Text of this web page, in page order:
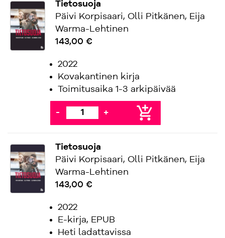
Tietosuoja
Päivi Korpisaari, Olli Pitkänen, Eija
Warma-Lehtinen
143,00 €
2022
Kovakantinen kirja
Toimitusaika 1-3 arkipäivää
- + add_shopping_cart
Tietosuoja
Päivi Korpisaari, Olli Pitkänen, Eija
Warma-Lehtinen
143,00 €
2022
E-kirja, EPUB
Heti ladattavissa